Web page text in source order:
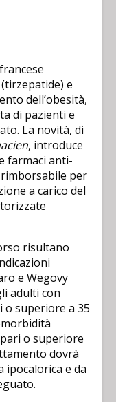
e
dell’obesità,
di pazienti e
La novità, di
, introduce
farmaci anti-
per
a carico del
risultano
e Wegovy
adulti con
o superiore a 35
o superiore
dovrà
ipocalorica e da